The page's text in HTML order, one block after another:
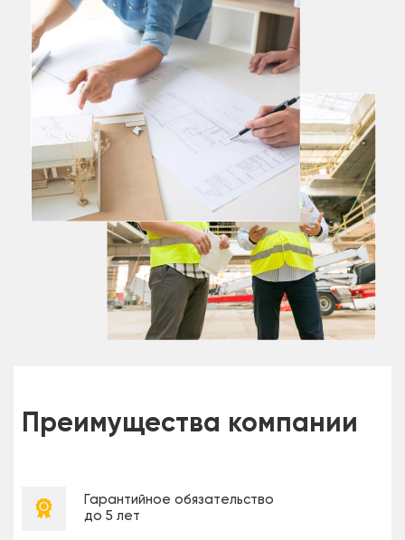
Преимущества компании
Гарантийное обязательство
до 5 лет